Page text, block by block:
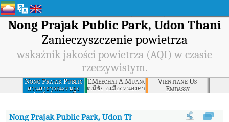
Nong Prajak Public Park, Udon Thani
Zanieczyszczenie powietrza
wskaźnik jakości powietrza (AQI) w czasie
rzeczywistym.
Nong Prajak Public
Park, Udon Thani
สวนสาธารณะหนอง
ประจักษ์ อุดรธานี
T.Meechai A.Muang Nongkhai Province
ต.มีชัย อ.เมืองหนองคาย จ.หนองคาย
Vientiane Us
Embassy
Nong Prajak Public Park, Udon Thani Nong Prajak Public